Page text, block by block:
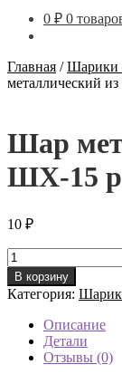
0 ₽ 0
Главная /Шарики
металлический
Шар
ШХ-15
10 ₽
Количество
товара
Шар
металлический
ШХ-15
размер
В корзину
Категория:
Описание
Детали
Отзывы (0)